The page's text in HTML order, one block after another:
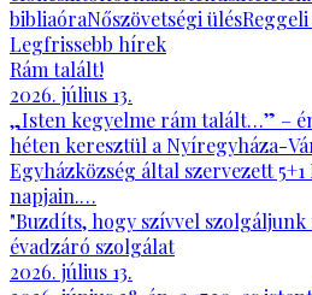
bibliaóraNőszövetségi ülés
Legfrissebb hírek
Rám talált!
2026. július 13.
„Isten kegyelme rám talált…” –
héten keresztül a Nyíregyháza-
Egyházközség által szervezett
napjain.…
"Buzdíts, hogy szívvel
évadzáró szolgálat
2026. július 13.